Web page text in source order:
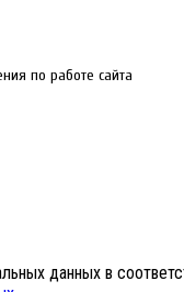
по работе сайта
данных в